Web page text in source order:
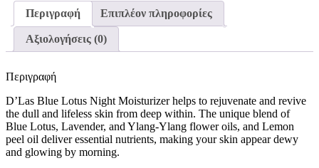
Περιγραφή Επιπλέον πληροφορίες
Αξιολογήσεις (0)
Περιγραφή
D’Las Blue Lotus Night Moisturizer helps to rejuvenate and revive
the dull and lifeless skin from deep within. The unique blend of
Blue Lotus, Lavender, and Ylang-Ylang flower oils, and Lemon
peel oil deliver essential nutrients, making your skin appear dewy
and glowing by morning.